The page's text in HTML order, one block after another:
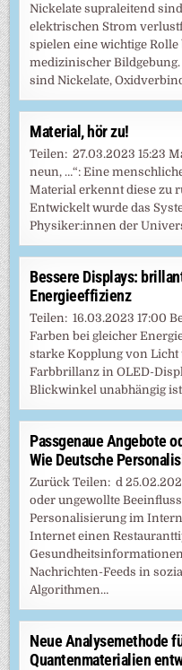
Nickelate supraleitend
elektrischen Strom
spielen eine wichtige
medizinischer
sind Nickelate,
Material, hör zu!
Teilen: 27.03.2023 15:23
neun, …“: Eine
Material erkennt diese zu
Entwickelt wurde das
Physiker:innen der
Bessere Displays:
Energieeffizienz
Teilen: 16.03.2023 17:00
Farben bei gleicher
starke Kopplung von Licht
Farbbrillanz in OLED-
Blickwinkel unabhängig
Passgenaue Angebote
Wie Deutsche
Zurück Teilen: d
oder ungewollte
Personalisierung im
Internet einen
Nachrichten-Feeds in
Algorithmen…
Neue Analysemethode
Quantenmaterialien